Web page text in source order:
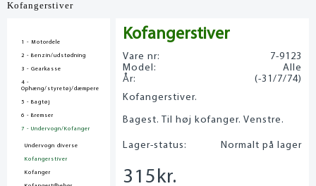
Kofangerstiver
1 - Motordele
2 - Benzin/udstødning
3 - Gearkasse
4 -
Ophæng/styretøj/dæmpere
5 - Bagtøj
6 - Bremser
7 - Undervogn/Kofanger
Undervogn diverse
Kofangerstiver
Kofanger
Kofangerstiver
Vare nr:
7-9123
Model:
Alle
År:
(-31/7/74)
Kofangerstiver.
Bagest. Til høj kofanger. Venstre.
Lager-status: Normalt på lager
315 kr.